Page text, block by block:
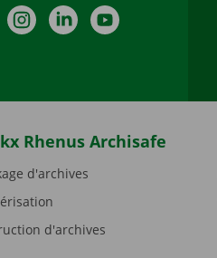
InstagramLinkedInYouTube
Rhenus Archisafe
d'archives
d'archives